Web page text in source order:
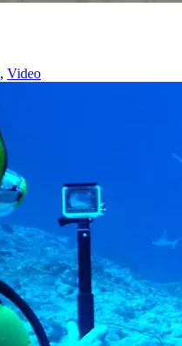
, Video